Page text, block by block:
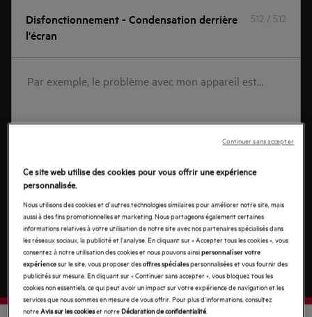
Disfonctionnement - Condensation derrière
l'écran
512 / 512
Par
exemple,
le
appareil
Suivant
Ce site web utilise des cookies pour vous offrir une expérience
personnalisée.
Nous utilisons des cookies et d'autres technologies similaires pour améliorer notre site, mais
aussi à des fins promotionnelles et marketing. Nous partageons également certaines
informations relatives à votre utilisation de notre site avec nos partenaires spécialisés dans
les réseaux sociaux, la publicité et l'analyse. En cliquant sur « Accepter tous les cookies », vous
consentez à notre utilisation des cookies et nous pouvons ainsipersonnaliser votre
expériencesur le site, vous proposer desoffres spécialespersonnalisées et vous fournir des
publicités sur mesure. En cliquant sur « Continuer sans accepter », vous bloquez tous les
cookies non essentiels, ce qui peut avoir un impact sur votre expérience de navigation et les
services que nous sommes en mesure de vous offrir. Pour plus d'informations, consultez
notreAvis sur les cookieset notreDéclaration de confidentialité.
Continuer sans accepter